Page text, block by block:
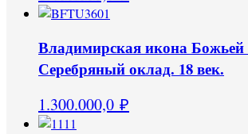
Владимирская икона
Серебряный оклад. 18 век.
1.300.000,0 ₽